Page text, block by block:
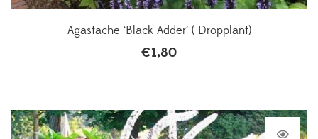
Agastache ‘Black Adder’ ( Dropplant)
€1,80